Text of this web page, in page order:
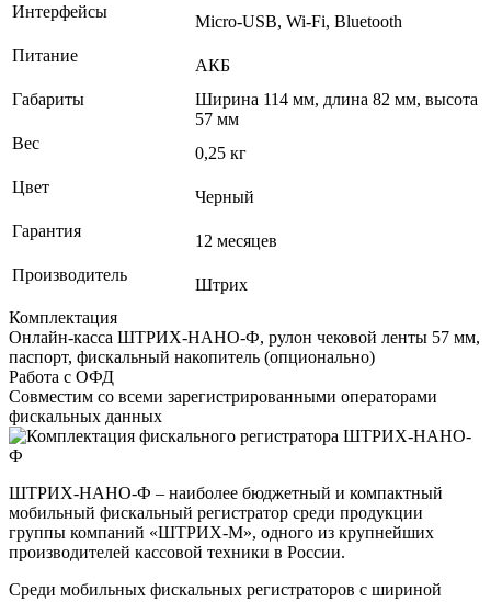
Интерфейсы
Micro-USB, Wi-Fi, Bluetooth
Питание
АКБ
Габариты
Ширина 114 мм, длина 82 мм, высота
57 мм
Вес
0,25 кг
Цвет
Черный
Гарантия
12 месяцев
Производитель
Штрих
Комплектация
Онлайн-касса ШТРИХ-НАНО-Ф, рулон чековой ленты 57 мм,
паспорт, фискальный накопитель (опционально)
Работа с ОФД
Совместим со всеми зарегистрированными операторами
фискальных данных
ШТРИХ-НАНО-Ф – наиболее бюджетный и компактный
мобильный фискальный регистратор среди продукции
группы компаний «ШТРИХ‑М», одного из крупнейших
производителей кассовой техники в России.
Среди мобильных фискальных регистраторов с шириной